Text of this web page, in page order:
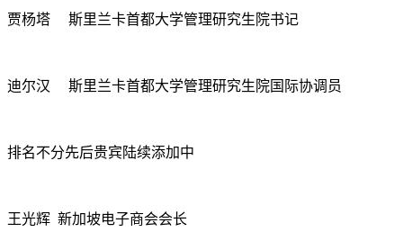
贾杨塔 斯里兰卡首都大学管理研究生院书记
迪尔汉 斯里兰卡首都大学管理研究生院国际协调员
排名不分先后贵宾陆续添加中
王光辉 新加坡电子商会会长